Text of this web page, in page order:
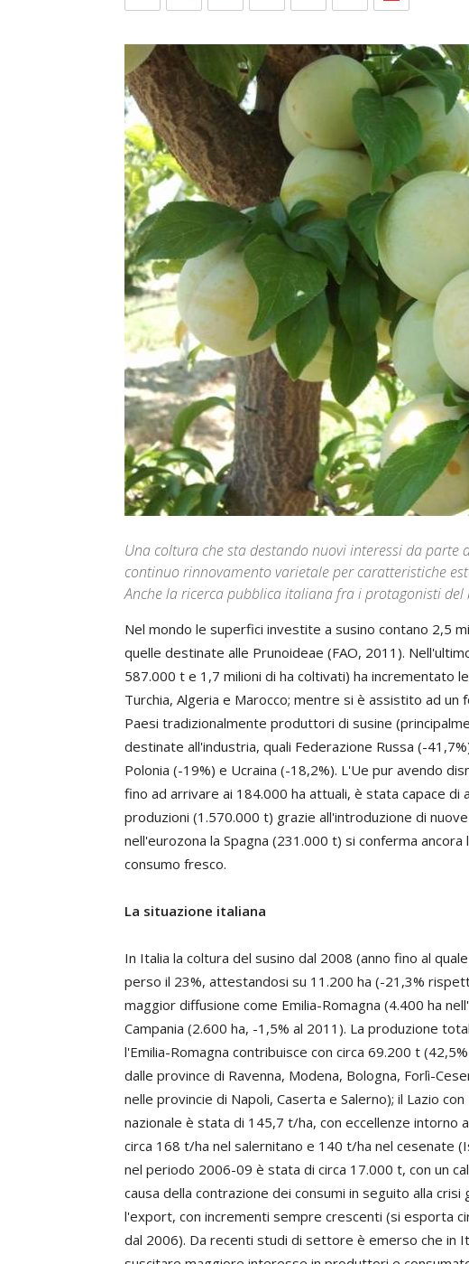
Una coltura che sta destando nuovi interessi da
continuo rinnovamento varietale per caratteristiche
Anche la ricerca pubblica italiana fra i protagonisti del
Nel mondo le superfici investite a susino contano 2,5
quelle destinate alle Prunoideae (FAO, 2011).
587.000 t e 1,7 milioni di ha coltivati) ha incrementato
Turchia, Algeria e Marocco; mentre si è assistito ad
Paesi tradizionalmente produttori di susine
destinate all'industria, quali Federazione Russa (-
Polonia (-19%) e Ucraina (-18,2%). L'Ue pur avendo
fino ad arrivare ai 184.000 ha attuali, è stata capace
produzioni (1.570.000 t) grazie all'introduzione di
nell'eurozona la Spagna (231.000 t) si conferma
consumo fresco.
La situazione italiana
In Italia la coltura del susino dal 2008 (anno fino al
perso il 23%, attestandosi su 11.200 ha (-21,3%
maggior diffusione come Emilia-Romagna (4.400 ha
Campania (2.600 ha, -1,5% al 2011). La produzione
l'Emilia-Romagna contribuisce con circa 69.200 t
dalle province di Ravenna, Modena, Bologna, Forlì-
nelle provincie di Napoli, Caserta e Salerno); il Lazio
nazionale è stata di 145,7 t/ha, con eccellenze intorno
circa 168 t/ha nel salernitano e 140 t/ha nel cesenate
nel periodo 2006-09 è stata di circa 17.000 t, con un
causa della contrazione dei consumi in seguito alla
l'export, con incrementi sempre crescenti (si esporta
dal 2006). Da recenti studi di settore è emerso che in